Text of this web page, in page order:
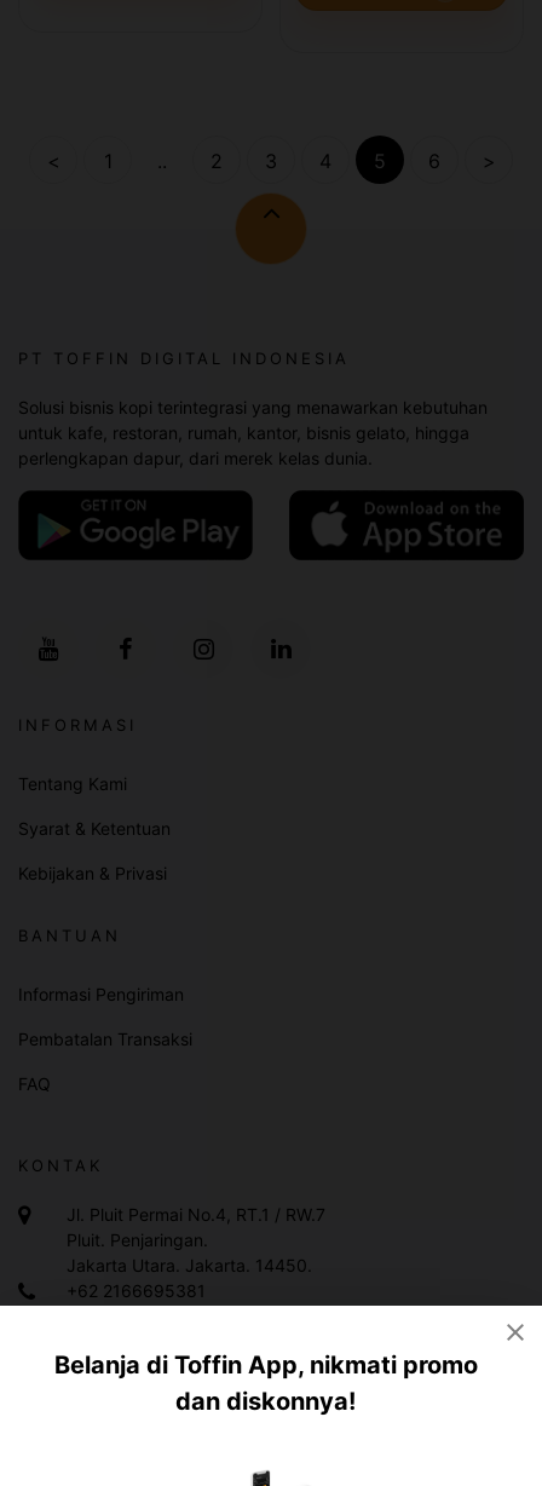
< 1 .. 2 3 4 5 6 >
PT TOFFIN DIGITAL INDONESIA
Solusi bisnis kopi terintegrasi yang menawarkan kebutuhan
untuk kafe, restoran, rumah, kantor, bisnis gelato, hingga
perlengkapan dapur, dari merek kelas dunia.
INFORMASI
Tentang Kami
Syarat & Ketentuan
Kebijakan & Privasi
BANTUAN
Informasi Pengiriman
Pembatalan Transaksi
FAQ
KONTAK
Jl. Pluit Permai No.4, RT.1 / RW.7
Pluit. Penjaringan.
Jakarta Utara. Jakarta. 14450.
+62 2166695381
info@toffin.id
Belanja di Toffin App, nikmati promo
dan diskonnya!